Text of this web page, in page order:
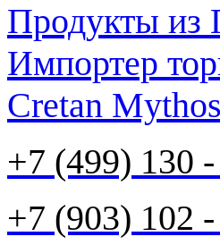
Продукты из
Импортер
Cretan
+7 (499) 130
+7 (903) 102